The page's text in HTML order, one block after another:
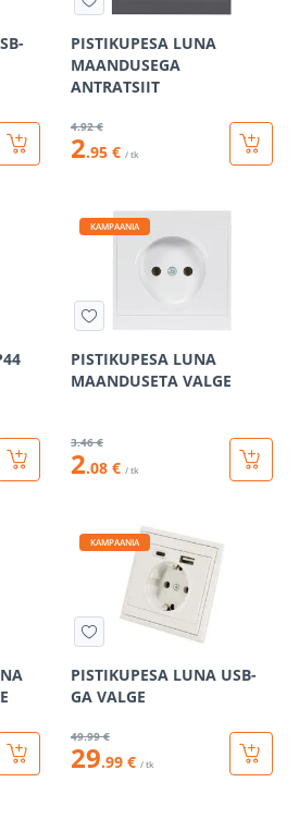
PISTIKUPESA LUNA
MAANDUSEGA
ANTRATSIIT
4.92 €
2.95 € / tk
KAMPAANIA
PISTIKUPESA LUNA
MAANDUSETA VALGE
3.46 €
2.08 € / tk
KAMPAANIA
PISTIKUPESA LUNA USB-
GA VALGE
49.99 €
29.99 € / tk